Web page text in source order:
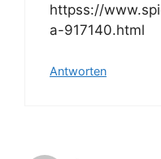
httpss://
a-917140.html
Antworten